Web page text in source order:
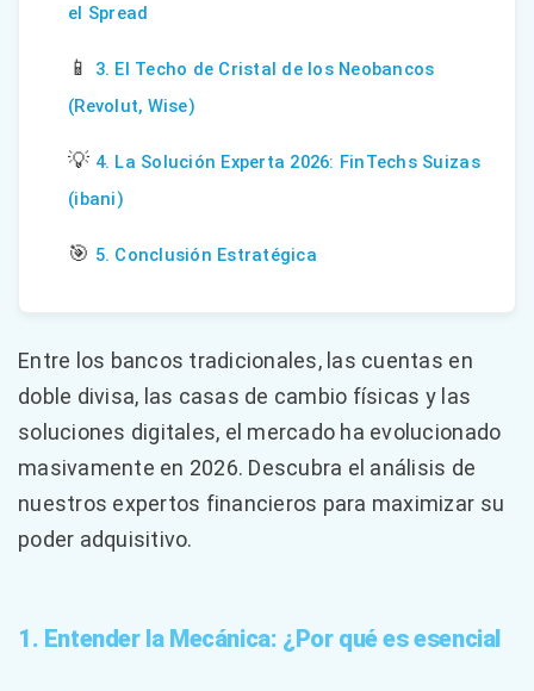
el Spread
📱
3. El Techo de Cristal de los Neobancos
(Revolut, Wise)
💡 4. La Solución Experta 2026: FinTechs Suizas
(ibani)
🎯 5. Conclusión Estratégica
Entre los bancos tradicionales, las cuentas en
doble divisa, las casas de cambio físicas y las
soluciones digitales, el mercado ha evolucionado
masivamente en 2026. Descubra el análisis de
nuestros expertos financieros para maximizar su
poder adquisitivo.
1. Entender la Mecánica: ¿Por qué es esencial